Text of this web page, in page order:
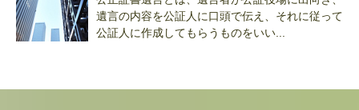
遺言の内容を公証人に口頭で伝え、それに従って
公証人に作成してもらうものをいい...